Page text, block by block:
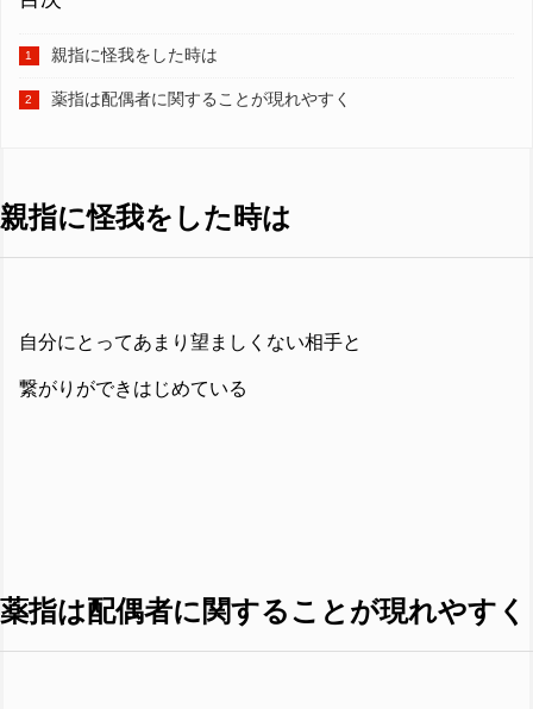
親指に怪我をした時は
薬指は配偶者に関することが現れやすく
親指に怪我をした時は
自分にとってあまり望ましくない相手と
繋がりができはじめている
薬指は配偶者に関することが現れやすく